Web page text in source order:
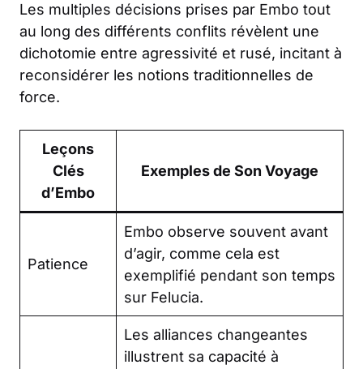
Les multiples décisions prises par Embo tout
au long des différents conflits révèlent une
dichotomie entre agressivité et rusé, incitant à
reconsidérer les notions traditionnelles de
force.
Leçons
Clés
d’Embo
Exemples de Son Voyage
Patience
Embo observe souvent avant
d’agir, comme cela est
exemplifié pendant son temps
sur Felucia.
Les alliances changeantes
illustrent sa capacité à